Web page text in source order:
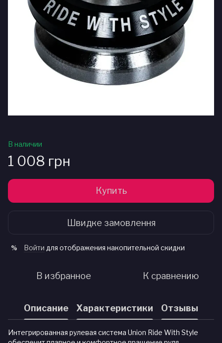
В наличии
1 008 грн
Купить
Швидке замовлення
% Войти для отображения накопительной скидки
В избранное К сравнению
Описание Характеристики Отзывы
Интегрированная рулевая система Union Ride With Style